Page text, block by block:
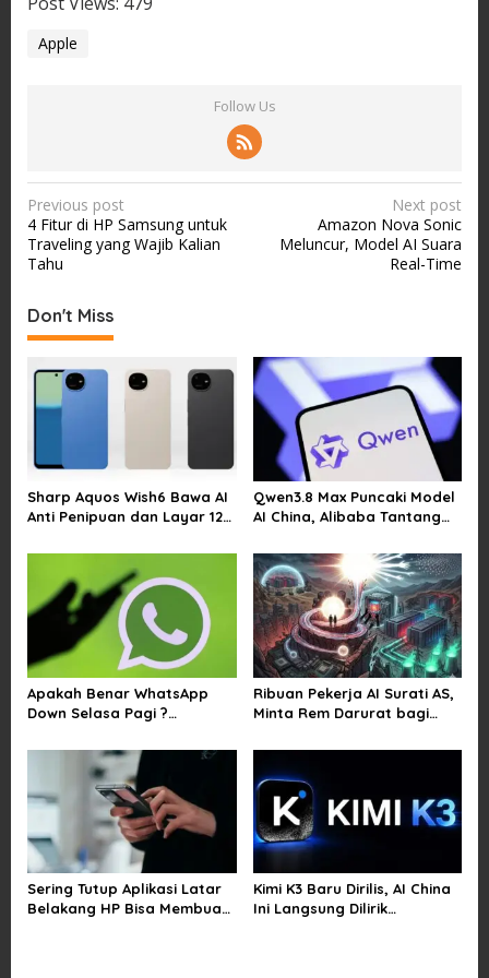
Apple
Follow Us
P
o
s
n
a
t
n
Previous post
4 Fitur di HP Samsung untuk
Traveling yang Wajib Kalian
Tahu
Next post
Amazon Nova Sonic
Meluncur, Model AI Suara
Real-Time
Don't Miss
Sharp Aquos Wish6 Bawa AI
Anti Penipuan dan Layar 120
Qwen3.8 Max Puncaki Model
AI China, Alibaba Tantang
Apakah Benar WhatsApp
Down Selasa Pagi ?
Gambar dan Video di
Sejumlah Wilayah
Ribuan Pekerja AI Surati AS,
Minta Rem Darurat bagi
Sering Tutup Aplikasi Latar
Belakang HP Bisa Membuat
Kimi K3 Baru Dirilis, AI China
Ini Langsung Dilirik